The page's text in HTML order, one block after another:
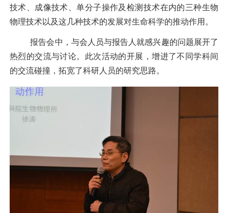
技术、成像技术、单分子操作及检测技术在内的三种生物
物理技术以及这几种技术的发展对生命科学的推动作用。
报告会中，与会人员与报告人就感兴趣的问题展开了
热烈的交流与讨论。此次活动的开展，增进了不同学科间
的交流碰撞，拓宽了科研人员的研究思路。